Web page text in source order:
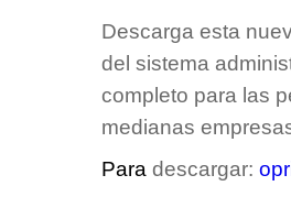
Descarga esta
del sistema
completo para las
medianas
Para descargar: